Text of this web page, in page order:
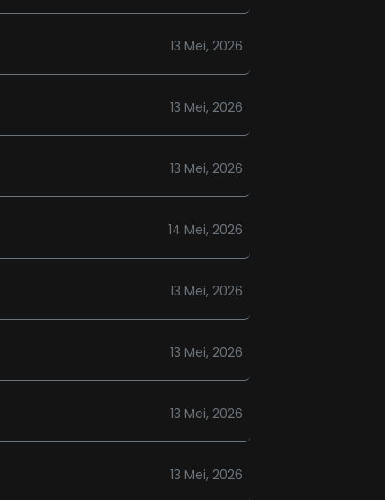
13 Mei, 2026
13 Mei, 2026
13 Mei, 2026
14 Mei, 2026
13 Mei, 2026
13 Mei, 2026
13 Mei, 2026
13 Mei, 2026